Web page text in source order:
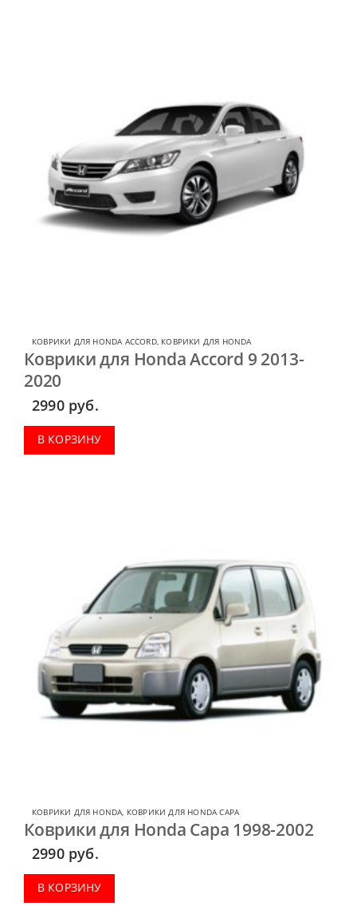
КОВРИКИ ДЛЯ HONDA ACCORD, КОВРИКИ ДЛЯ HONDA
Коврики для Honda Accord 9 2013-
2020
2990 руб.
В КОРЗИНУ
КОВРИКИ ДЛЯ HONDA КОВРИКИ ДЛЯ HONDA CAPA
Коврики для Honda Capa 1998-2002
2990 руб.
В КОРЗИНУ